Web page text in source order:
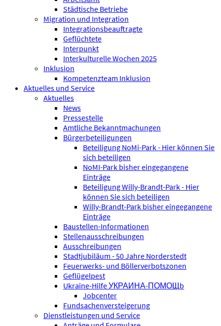
Städtische Betriebe
Migration und Integration
Integrationsbeauftragte
Geflüchtete
Interpunkt
Interkulturelle Wochen 2025
Inklusion
Kompetenzteam Inklusion
Aktuelles und Service
Aktuelles
News
Pressestelle
Amtliche Bekanntmachungen
Bürgerbeteiligungen
Beteiligung NoMi-Park - Hier können Sie
sich beteiligen
NoMI-Park bisher eingegangene
Einträge
Beteiligung Willy-Brandt-Park - Hier
können Sie sich beteiligen
Willy-Brandt-Park bisher eingegangene
Einträge
Baustellen-Informationen
Stellenausschreibungen
Ausschreibungen
Stadtjubiläum - 50 Jahre Norderstedt
Feuerwerks- und Böllerverbotszonen
Geflügelpest
Ukraine-Hilfe УКРАИНА-ПОМОЩb
Jobcenter
Fundsachenversteigerung
Dienstleistungen und Service